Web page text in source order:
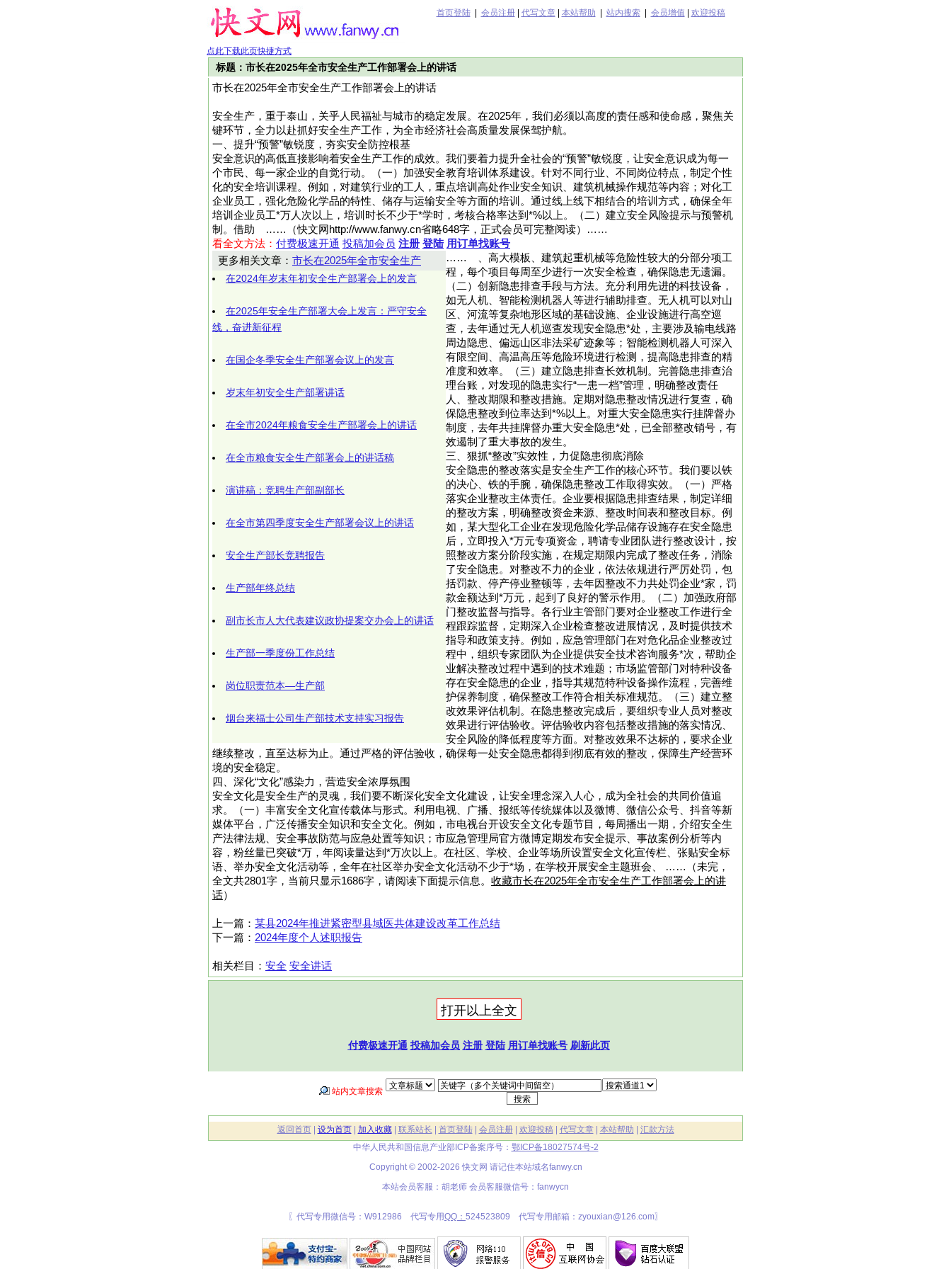
首页登陆| 会员注册| 代写文章| 本站帮助 站内搜索| 会员增值 欢迎投稿
点此下载此页快捷方式
标题：市长在2025年全市安全生产工作部署会上的讲话
市长在2025年全市安全生产工作部署会上的讲话
安全生产，重于泰山，关乎人民福祉与城市的稳定发展。在2025年，我们必须以高度的责任感和使命感，聚焦关
键环节，全力以赴抓好安全生产工作，为全市经济社会高质量发展保驾护航。
一、提升“预警”敏锐度，夯实安全防控根基
安全意识的高低直接影响着安全生产工作的成效。我们要着力提升全社会的“预警”敏锐度，让安全意识成为每一
个市民、每一家企业的自觉行动。（一）加强安全教育培训体系建设。针对不同行业、不同岗位特点，制定个性
化的安全培训课程。例如，对建筑行业的工人，重点培训高处作业安全知识、建筑机械操作规范等内容；对化工
企业员工，强化危险化学品的特性、储存与运输安全等方面的培训。通过线上线下相结合的培训方式，确保全年
培训企业员工*万人次以上，培训时长不少于*学时，考核合格率达到*%以上。（二）建立安全风险提示与预警机
制。借助 ……（快文网http://www.fanwy.cn省略648字，正式会员可完整阅读）……
看全文方法： 付费极速开通 投稿加会员 注册 登陆 用订单找账号
……
更多相关文章： 市长在2025年全市安全生产
在2024年岁末年初安全生产部署会上的发言
在2025年安全生产部署大会上发言：严守安全
线，奋进新征程
在国企冬季安全生产部署会议上的发言
岁末年初安全生产部署讲话
在全市2024年粮食安全生产部署会上的讲话
在全市粮食安全生产部署会上的讲话稿
演讲稿：竞聘生产部副部长
在全市第四季度安全生产部署会议上的讲话
安全生产部长竞聘报告
生产部年终总结
副市长市人大代表建议政协提案交办会上的讲话
生产部一季度份工作总结
岗位职责范本—生产部
烟台来福士公司生产部技术支持实习报告
、高大模板、建筑起重机械等危险性较大的分部分项工
程，每个项目每周至少进行一次安全检查，确保隐患无遗漏。
（二）创新隐患排查手段与方法。充分利用先进的科技设备，
如无人机、智能检测机器人等进行辅助排查。无人机可以对山
区、河流等复杂地形区域的基础设施、企业设施进行高空巡
查，去年通过无人机巡查发现安全隐患*处，主要涉及输电线路
周边隐患、偏远山区非法采矿迹象等；智能检测机器人可深入
有限空间、高温高压等危险环境进行检测，提高隐患排查的精
准度和效率。（三）建立隐患排查长效机制。完善隐患排查治
理台账，对发现的隐患实行“一患一档”管理，明确整改责任
人、整改期限和整改措施。定期对隐患整改情况进行复查，确
保隐患整改到位率达到*%以上。对重大安全隐患实行挂牌督办
制度，去年共挂牌督办重大安全隐患*处，已全部整改销号，有
效遏制了重大事故的发生。
三、狠抓“整改”实效性，力促隐患彻底消除
安全隐患的整改落实是安全生产工作的核心环节。我们要以铁
的决心、铁的手腕，确保隐患整改工作取得实效。（一）严格
落实企业整改主体责任。企业要根据隐患排查结果，制定详细
的整改方案，明确整改资金来源、整改时间表和整改目标。例
如，某大型化工企业在发现危险化学品储存设施存在安全隐患
后，立即投入*万元专项资金，聘请专业团队进行整改设计，按
照整改方案分阶段实施，在规定期限内完成了整改任务，消除
了安全隐患。对整改不力的企业，依法依规进行严厉处罚，包
括罚款、停产停业整顿等，去年因整改不力共处罚企业*家，罚
款金额达到*万元，起到了良好的警示作用。（二）加强政府部
门整改监督与指导。各行业主管部门要对企业整改工作进行全
程跟踪监督，定期深入企业检查整改进展情况，及时提供技术
指导和政策支持。例如，应急管理部门在对危化品企业整改过
程中，组织专家团队为企业提供安全技术咨询服务*次，帮助企
业解决整改过程中遇到的技术难题；市场监管部门对特种设备
存在安全隐患的企业，指导其规范特种设备操作流程，完善维
护保养制度，确保整改工作符合相关标准规范。（三）建立整
改效果评估机制。在隐患整改完成后，要组织专业人员对整改
效果进行评估验收。评估验收内容包括整改措施的落实情况、
安全风险的降低程度等方面。对整改效果不达标的，要求企业
继续整改，直至达标为止。通过严格的评估验收，确保每一处安全隐患都得到彻底有效的整改，保障生产经营环
境的安全稳定。
四、深化“文化”感染力，营造安全浓厚氛围
安全文化是安全生产的灵魂，我们要不断深化安全文化建设，让安全理念深入人心，成为全社会的共同价值追
求。（一）丰富安全文化宣传载体与形式。利用电视、广播、报纸等传统媒体以及微博、微信公众号、抖音等新
媒体平台，广泛传播安全知识和安全文化。例如，市电视台开设安全文化专题节目，每周播出一期，介绍安全生
产法律法规、安全事故防范与应急处置等知识；市应急管理局官方微博定期发布安全提示、事故案例分析等内
容，粉丝量已突破*万，年阅读量达到*万次以上。在社区、学校、企业等场所设置安全文化宣传栏、张贴安全标
语、举办安全文化活动等，全年在社区举办安全文化活动不少于*场，在学校开展安全主题班会、 ……（未完，
全文共2801字，当前只显示1686字，请阅读下面提示信息。 收藏市长在2025年全市安全生产工作部署会上的讲
话）
上一篇： 某县2024年推进紧密型县域医共体建设改革工作总结
下一篇： 2024年度个人述职报告
相关栏目： 安全 安全讲话
付费极速开通 投稿加会员 注册 登陆 用订单找账号 刷新此页
站内文章搜索
返回首页| 设为首页| 加入收藏| 联系站长 首页登陆| 会员注册| 欢迎投稿 代写文章| 本站帮助
汇款方法
中华人民共和国信息产业部ICP备案序号： 鄂ICP备18027574号-2
Copyright © 2002-2026 快文网 请记住本站域名fanwy.cn
本站会员客服：胡老师 会员客服微信号：fanwycn
〖代写专用微信号：W912986 代写专用QQ： 524523809 代写专用邮箱：zyouxian@126.com〗